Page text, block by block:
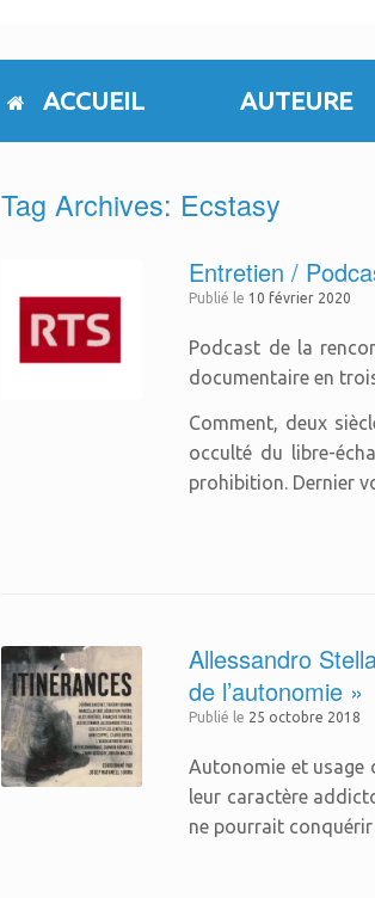
ACCUEIL AUTEURE
Tag Archives: Ecstasy
Entretien /
Publié le 10 février 2020
Podcast de la
documentaire en
Comment, deux
occulté du libre-
prohibition. Dernier
Allessandro
de l’autonomie »
Publié le 25 octobre 2018
Autonomie et usage
leur caractère
ne pourrait